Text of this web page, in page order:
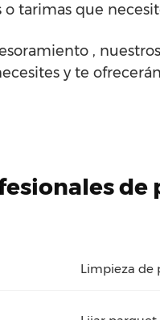
tarimas que
,
y te
Limpieza de